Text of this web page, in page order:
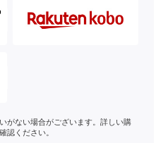
がない場合がございます。詳しい購
認ください。